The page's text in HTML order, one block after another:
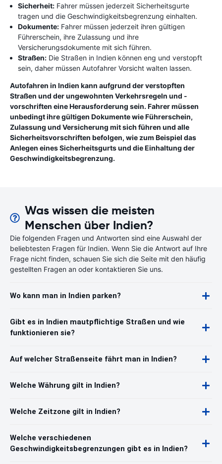
Sicherheit: Fahrer müssen jederzeit Sicherheitsgurte
tragen und die Geschwindigkeitsbegrenzung einhalten.
Dokumente: Fahrer müssen jederzeit ihren gültigen
Führerschein, ihre Zulassung und ihre
Versicherungsdokumente mit sich führen.
Straßen: Die Straßen in Indien können eng und verstopft
sein, daher müssen Autofahrer Vorsicht walten lassen.
Autofahren in Indien kann aufgrund der verstopften
Straßen und der ungewohnten Verkehrsregeln und -
vorschriften eine Herausforderung sein. Fahrer müssen
unbedingt ihre gültigen Dokumente wie Führerschein,
Zulassung und Versicherung mit sich führen und alle
Sicherheitsvorschriften befolgen, wie zum Beispiel das
Anlegen eines Sicherheitsgurts und die Einhaltung der
Geschwindigkeitsbegrenzung.
Was wissen die meisten
Menschen über Indien?
Die folgenden Fragen und Antworten sind eine Auswahl der
beliebtesten Fragen für Indien. Wenn Sie die Antwort auf Ihre
Frage nicht finden, schauen Sie sich die Seite mit den häufig
gestellten Fragen an oder kontaktieren Sie uns.
Wo kann man in Indien parken?
Gibt es in Indien mautpflichtige Straßen und wie
funktionieren sie?
Auf welcher Straßenseite fährt man in Indien?
Welche Währung gilt in Indien?
Welche Zeitzone gilt in Indien?
Welche verschiedenen
Geschwindigkeitsbegrenzungen gibt es in Indien?